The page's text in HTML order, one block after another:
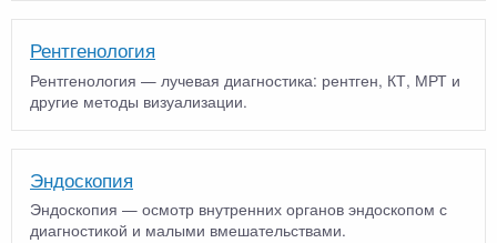
Рентгенология
Рентгенология — лучевая диагностика: рентген, КТ, МРТ и
другие методы визуализации.
Эндоскопия
Эндоскопия — осмотр внутренних органов эндоскопом с
диагностикой и малыми вмешательствами.